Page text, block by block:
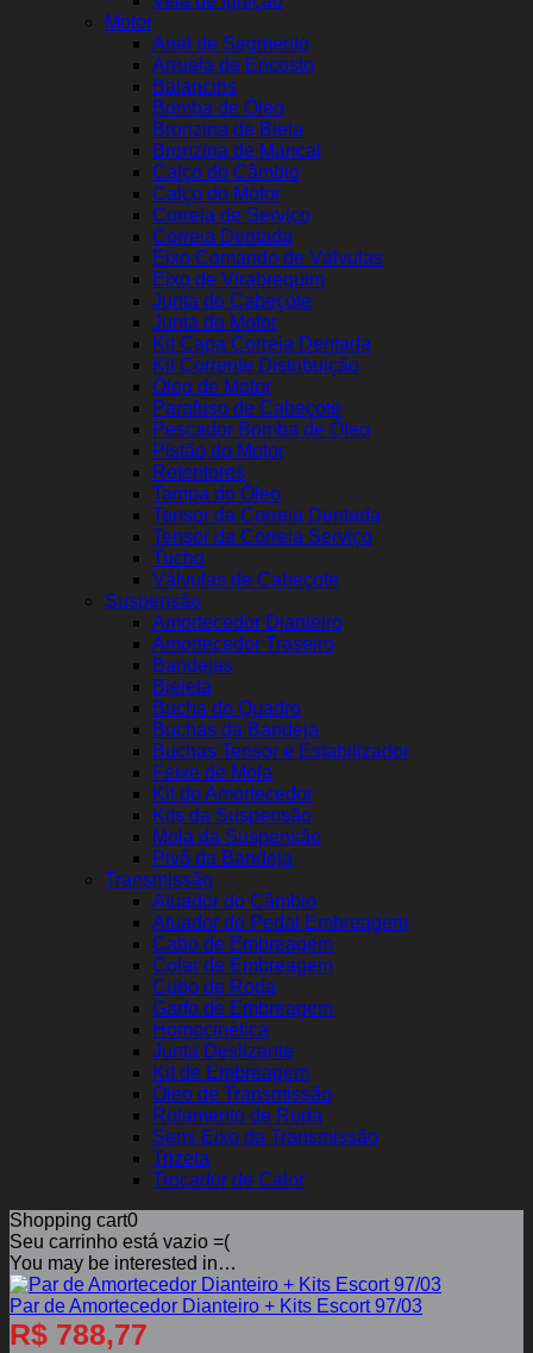
Motor
Anel de Segmento
Arruela de Encosto
Balancins
Bomba de Óleo
Bronzina de Biela
Bronzina de Mancal
Calço do Câmbio
Calço do Motor
Correia de Serviço
Correia Dentada
Eixo Comando de Válvulas
Eixo de Virabrequim
Junta do Cabeçote
Junta do Motor
Kit Capa Correia Dentada
Kit Corrente Distribuição
Óleo de Motor
Parafuso de Cabeçote
Pescador Bomba de Óleo
Pistão do Motor
Retentores
Tampa do Óleo
Tensor da Correia Dentada
Tensor da Correia Serviço
Tucho
Válvulas de Cabeçote
Suspensão
Amortecedor Dianteiro
Amortecedor Traseiro
Bandejas
Bieleta
Bucha do Quadro
Buchas da Bandeja
Buchas Tensor e Estabilizador
Feixe de Mola
Kit do Amortecedor
Kits da Suspensão
Mola da Suspensão
Pivô da Bandeja
Transmissão
Atuador do Câmbio
Atuador do Pedal Embreagem
Cabo de Embreagem
Colar de Embreagem
Cubo de Roda
Garfo de Embreagem
Homocinética
Junta Deslizante
Kit de Embreagem
Óleo de Transmissão
Rolamento de Roda
Semi Eixo da Transmissão
Trizeta
Trocador de Calor
Shopping cart0
Seu carrinho está vazio =(
You may be interested in…
Par de Amortecedor Dianteiro + Kits Escort 97/03
R$ 788,77